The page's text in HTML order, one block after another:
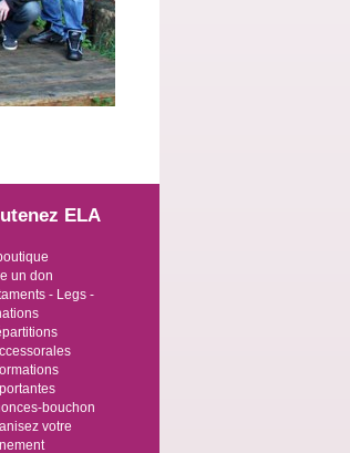
ELA
un don
- Legs -
bouchon
votre